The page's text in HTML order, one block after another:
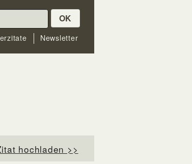
OK
Newsletter
hochladen >>